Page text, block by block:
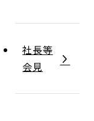
社長等
会見